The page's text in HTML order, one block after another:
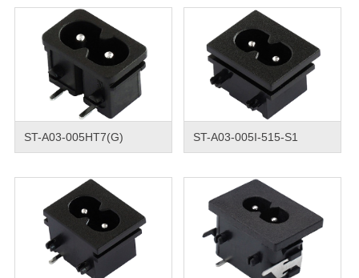
ST-A03-005HT7(G) ST-A03-005I-515-S1